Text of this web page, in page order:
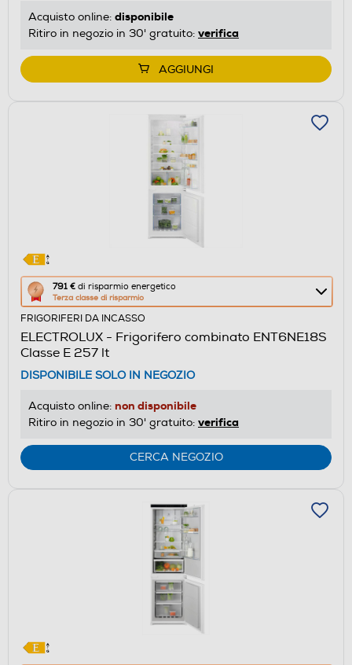
Acquisto online: disponibile
Ritiro in negozio in 30' gratuito: verifica
AGGIUNGI
791 € di risparmio energetico
Terza classe di risparmio
Questa
azione
aprirà
il
Calcolatore
di
risparmio
energetico
Youreko.
FRIGORIFERI DA INCASSO
ELECTROLUX - Frigorifero combinato ENT6NE18S
Classe E 257 lt
DISPONIBILE SOLO IN NEGOZIO
Acquisto online: non disponibile
Ritiro in negozio in 30' gratuito: verifica
CERCA NEGOZIO